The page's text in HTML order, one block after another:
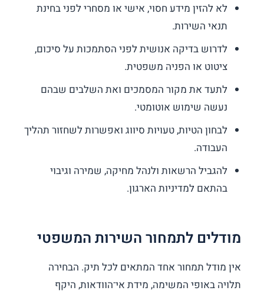
לא להזין מידע חסוי, אישי או מסחרי לפני בחינת
תנאי השירות.
לדרוש בדיקה אנושית לפני הסתמכות על סיכום,
ציטוט או הפניה משפטית.
לתעד את מקור המסמכים ואת השלבים שבהם
נעשה שימוש אוטומטי.
לבחון הטיות, טעויות סיווג ואפשרות לשחזור תהליך
העבודה.
להגביל הרשאות ולנהל מחיקה, שמירה וגיבוי
בהתאם למדיניות הארגון.
מודלים לתמחור השירות המשפטי
אין מודל תמחור אחד המתאים לכל תיק. הבחירה
תלויה באופי המשימה, מידת אי־הוודאות, היקף